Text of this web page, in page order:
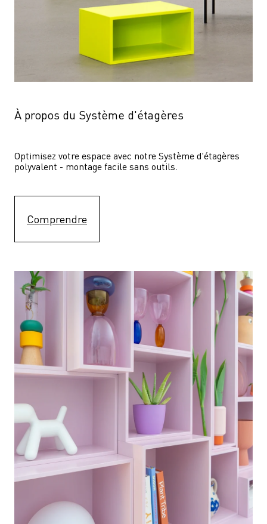
À propos du Système d'étagères
Optimisez votre espace avec notre Système d'étagères
polyvalent - montage facile sans outils.
Comprendre